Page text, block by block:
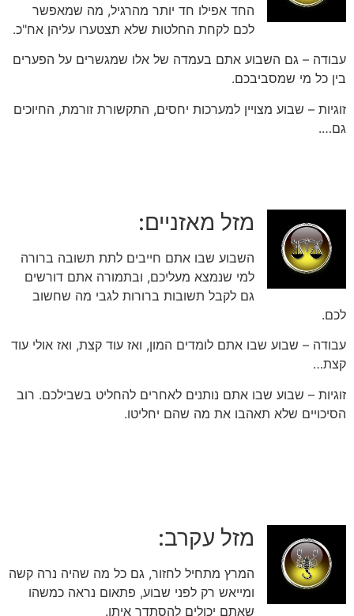
החד אפילו חד יותר מהרגיל, מה שמאפשר
לכם לקחת החלטות שלא תצטערו עליהן אח"כ.
עבודה – גם השבוע אתם בעמדה של אלו שמגשרים על הפערים
בין כל מי שמסביבכם.
זוגיות – שבוע מצויין למערכות יחסים, התקשורת זורמת, החיוכים
גם….
מזל מאזניים:
השבוע שבו אתם חייבים לתת תשובה ברורה
למי שנמצא מעליכם, ובתמורה אתם דורשים
גם לקבל תשובות ברורות לגבי מה שחשוב
לכם.
עבודה – שבוע שבו אתם לומדים המון, ואז עוד קצת, ואז אולי עוד
קצת…
זוגיות – שבוע שבו אתם נותנים לאחרים להחליט בשבילכם. רוב
הסיכויים שלא תאהבו את מה שהם יחליטו.
מזל עקרב:
המרץ מתחיל לחזור, גם כל מה שהיה נרה קשה
ומייאש רק לפני שבוע, פתאום נראה כמשהו
שאתם יכולים להסתדר איתו.